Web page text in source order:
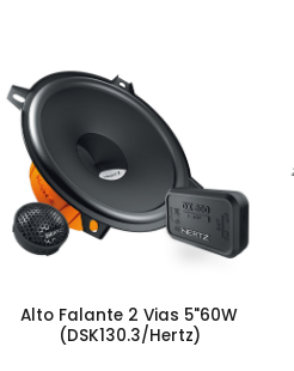
Alto Falante 2 Vias 5"60W
(DSK130.3/Hertz)